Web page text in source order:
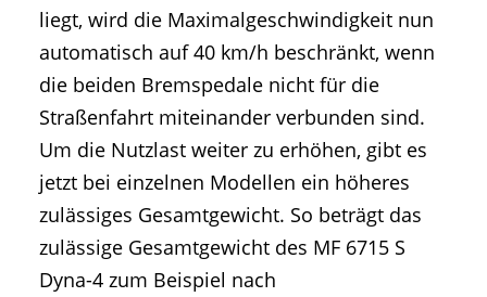
liegt, wird die Maximalgeschwindigkeit nun
automatisch auf 40 km/h beschränkt, wenn
die beiden Bremspedale nicht für die
Straßenfahrt miteinander verbunden sind.
Um die Nutzlast weiter zu erhöhen, gibt es
jetzt bei einzelnen Modellen ein höheres
zulässiges Gesamtgewicht. So beträgt das
zulässige Gesamtgewicht des MF 6715 S
Dyna-4 zum Beispiel nach